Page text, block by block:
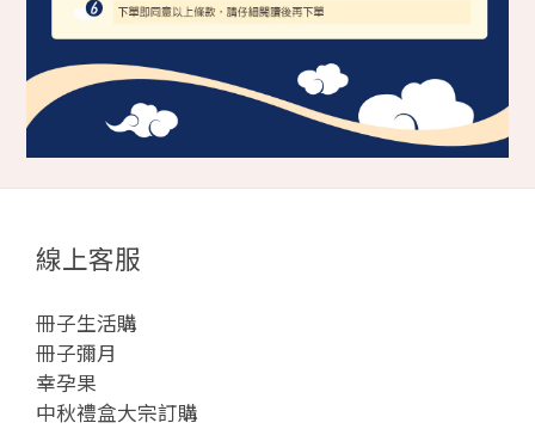
線上客服
冊子生活購
冊子彌月
幸孕果
中秋禮盒大宗訂購